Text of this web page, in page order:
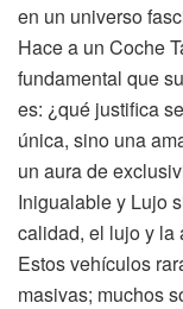
en un universo
Hace a un Coche
fundamental que
es: ¿qué justifica
única, sino una
un aura de
Inigualable y Lujo
calidad, el lujo y la
Estos vehículos
masivas; muchos